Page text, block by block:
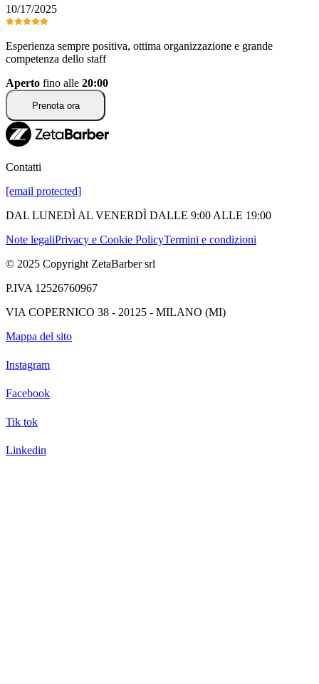
10/17/2025
Esperienza sempre positiva, ottima organizzazione e grande
competenza dello staff
Aperto fino alle 20:00
Prenota ora
Contatti
[email protected]
DAL LUNEDÌ AL VENERDÌ DALLE 9:00 ALLE 19:00
Note legaliPrivacy e Cookie PolicyTermini e condizioni
© 2025 Copyright ZetaBarber srl
P.IVA 12526760967
VIA COPERNICO 38 - 20125 - MILANO (MI)
Mappa del sito
Instagram
Facebook
Tik tok
Linkedin